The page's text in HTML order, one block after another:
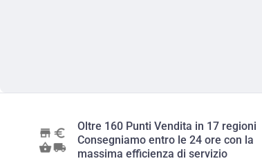
Oltre 160 Punti Vendita in 17 regioni
Consegniamo entro le 24 ore con la
massima efficienza di servizio